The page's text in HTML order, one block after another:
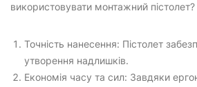
використовувати монтажний пістолет?
Точність нанесення: Пістолет
утворення надлишків.
Економія часу та сил: Завдяки